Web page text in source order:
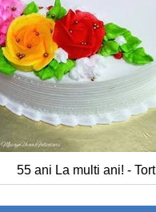
55 ani La multi ani! - Tort